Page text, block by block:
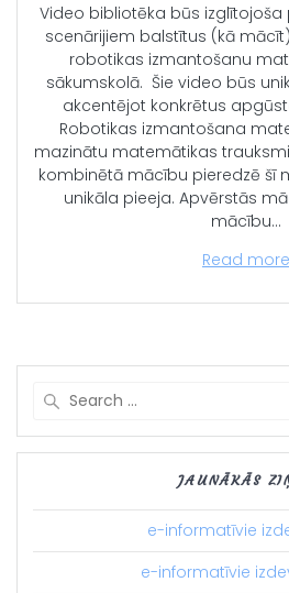
Video bibliotēka būs izglītojoša
scenārijiem balstītus (kā
robotikas izmantošanu
sākumskolā. Šie video būs
akcentējot konkrētus
Robotikas izmantošana
mazinātu matemātikas
kombinētā mācību pieredzē šī
unikāla pieeja. Apvērstās
mācību…
Read more
JAUNĀKĀS
e-informatīvie
e-informatīvie